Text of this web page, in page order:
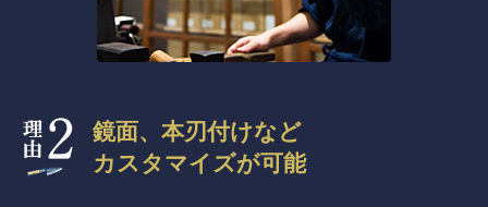
鏡面、本刃付けなど
カスタマイズが可能